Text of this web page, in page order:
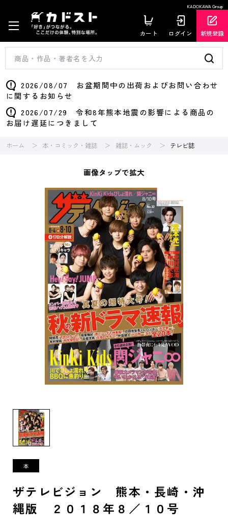
KADOKAWA Group
カート ログイン 新規登録
2026/08/07 お盆期間中の出荷およびお問い合わせ
に関するお知らせ
2026/07/29 令和8年熊本地震の影響による商品の
お届け遅延につきまして
ホーム 本・コミック・雑誌 雑誌・ムック テレビ誌
画像タップで拡大
ザテレビジョン 熊本・長崎・沖
縄版 ２０１８年８／１０号